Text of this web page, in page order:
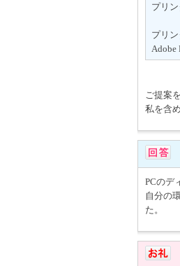
プリ
プリ
Adobe
ご提案
私を含
PCのデ
自分の
た。